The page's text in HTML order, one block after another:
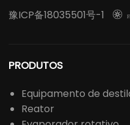
豫ICP备18035501号-1

PRODUTOS
Equipamento de
Reator